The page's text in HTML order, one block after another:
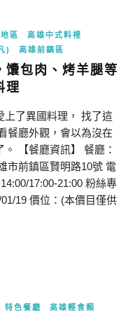
區
高雄中式料裡
)
高雄前鎮區
馕包肉、烤羊腿等
理
上了異國料理， 找了這
餐廳外觀，會以為沒在
【餐廳資訊】 餐廳：
市前鎮區賢明路10號 電
17:00-21:00 粉絲專
19 價位：(本價目僅供
特色餐廳
高雄輕食類